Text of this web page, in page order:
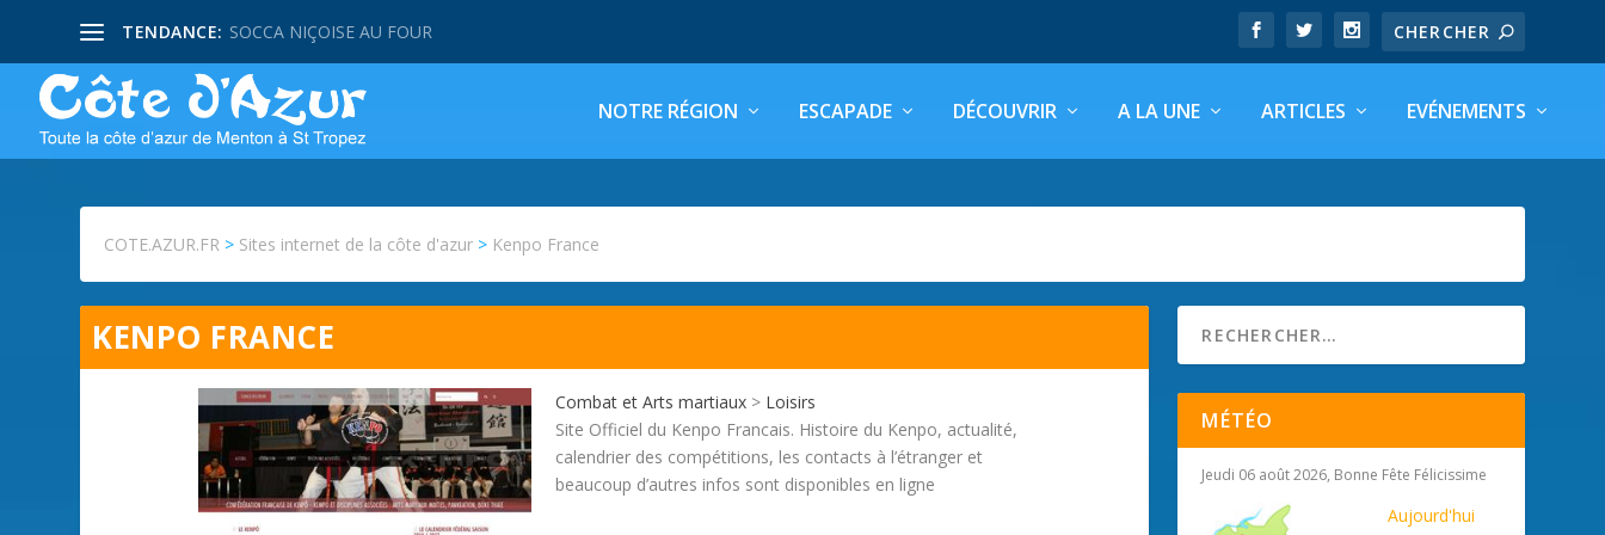
TENDANCE: SOCCA NIÇOISE AU FOUR
NOTRE RÉGION ESCAPADE DÉCOUVRIR A LA UNE ARTICLES EVÉNEMENTS
COTE.AZUR.FR > Sites internet de la côte d'azur > Kenpo France
KENPO FRANCE
Combat et Arts martiaux > Loisirs
Site Officiel du Kenpo Francais. Histoire du Kenpo, actualité,
calendrier des compétitions, les contacts à l’étranger et
beaucoup d’autres infos sont disponibles en ligne
MÉTÉO
Jeudi 06 août 2026, Bonne Fête Félicissime
Aujourd'hui